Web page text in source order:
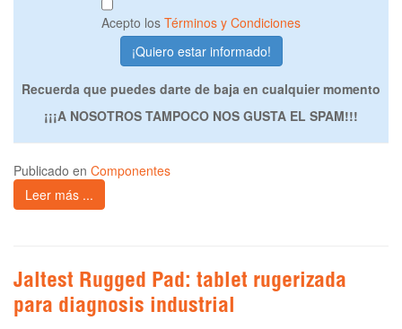
Acepto los Términos y Condiciones
Recuerda que puedes darte de baja en cualquier momento
¡¡¡A NOSOTROS TAMPOCO NOS GUSTA EL SPAM!!!
Publicado en Componentes
Leer más ...
Jaltest Rugged Pad: tablet rugerizada
para diagnosis industrial